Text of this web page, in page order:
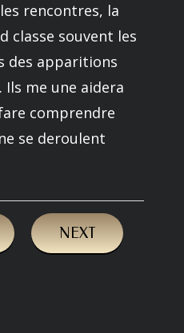
rencontres, la
classe souvent les
des apparitions
Ils me une aidera
comprendre
se deroulent
NEXT